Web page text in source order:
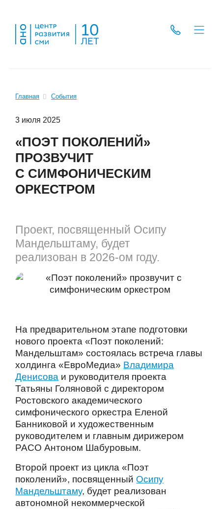
Главная События
3 июля 2025
«ПОЭТ ПОКОЛЕНИЙ»
ПРОЗВУЧИТ
С СИМФОНИЧЕСКИМ
ОРКЕСТРОМ
Проект, посвященный Осипу
Мандельштаму, будет
реализован в 2026-ом году.
На предварительном этапе подготовки
нового проекта «Поэт поколений:
Мандельштам» состоялась встреча главы
холдинга «ЕвроМедиа» Владимира
Денисова и руководителя проекта
Татьяны Голяновой с директором
Ростовского академического
симфонического оркестра Еленой
Банниковой и художественным
руководителем и главным дирижером
РАСО Антоном Шабуровым.
Второй проект из цикла «Поэт
поколений», посвященный Осипу
Мандельштаму, будет реализован
автономной некоммерческой